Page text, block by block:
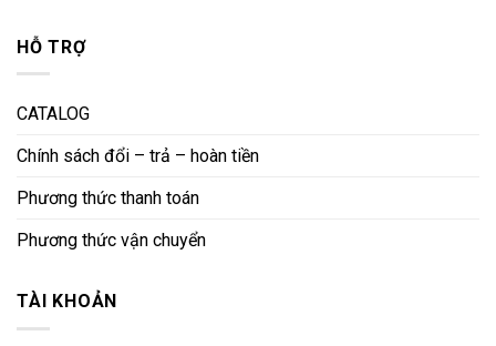
HỖ TRỢ
CATALOG
Chính sách đổi – trả – hoàn tiền
Phương thức thanh toán
Phương thức vận chuyển
TÀI KHOẢN